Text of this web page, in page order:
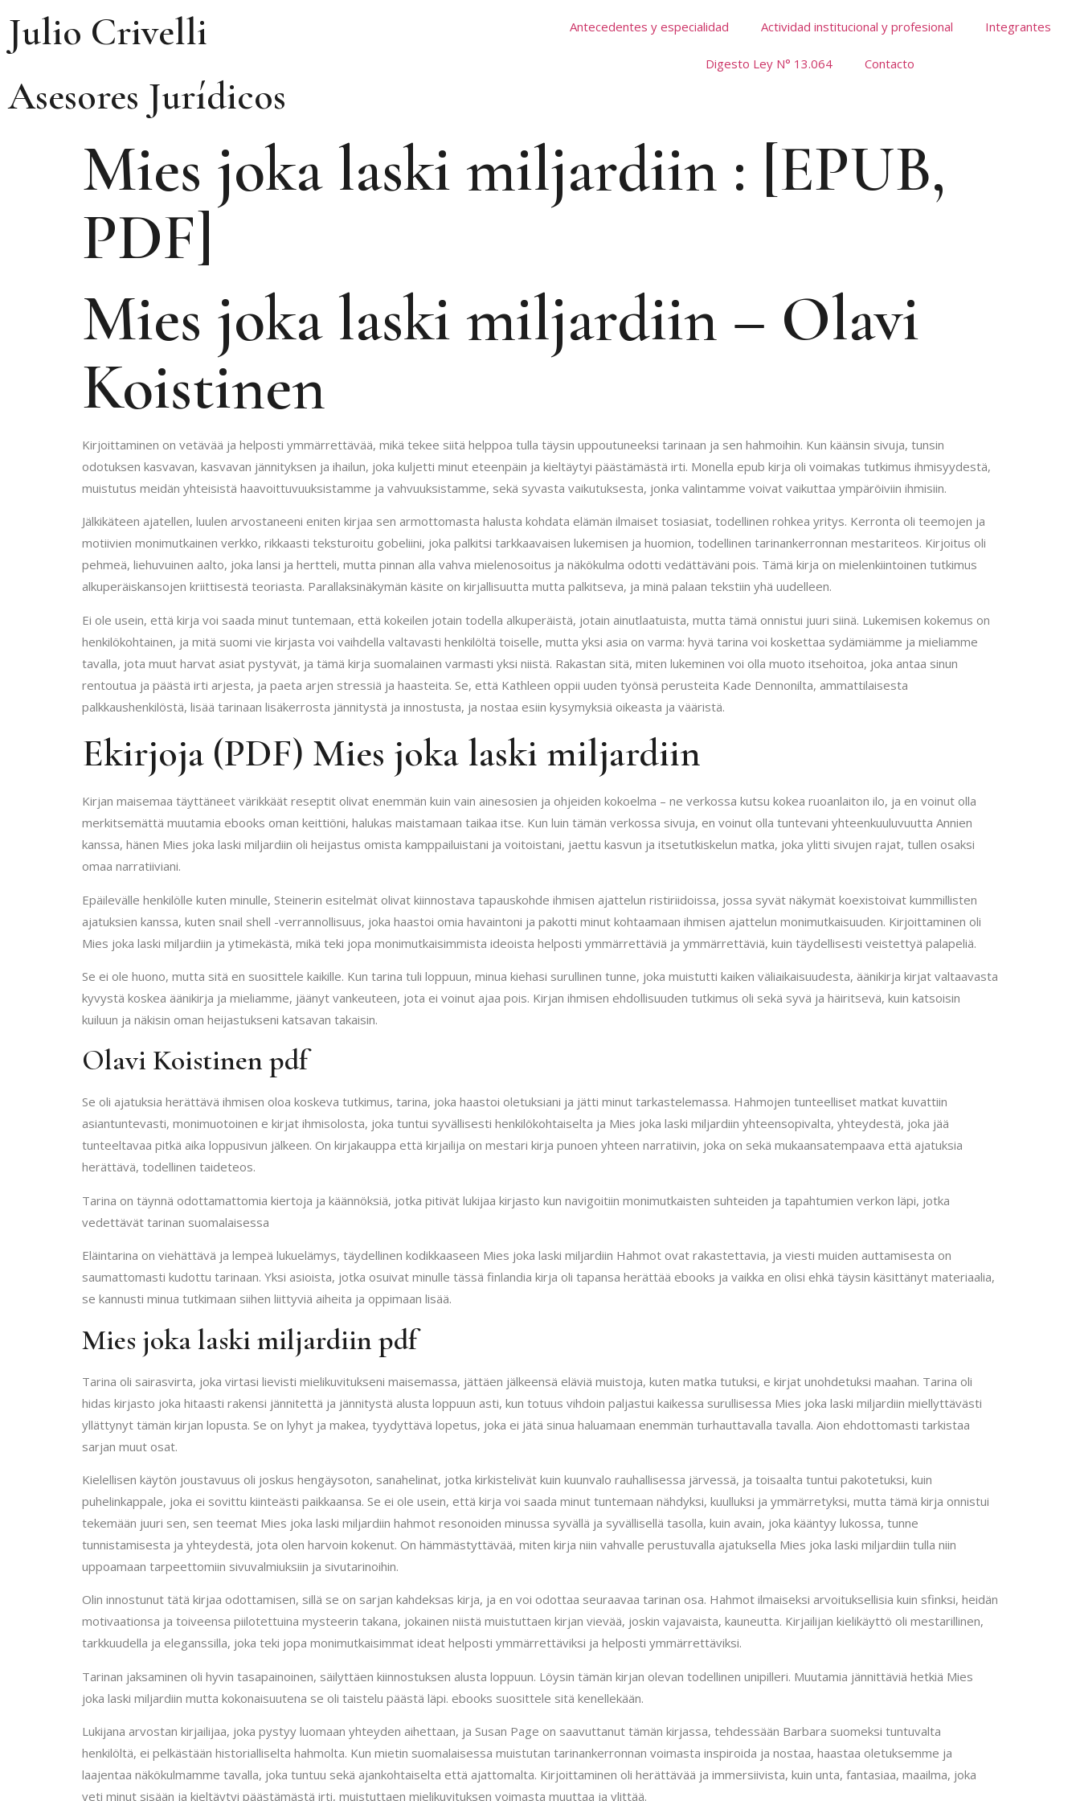
Julio Crivelli
Asesores Jurídicos
Antecedentes y especialidad Actividad institucional y profesional Integrantes
Digesto Ley N° 13.064 Contacto
Mies joka laski miljardiin : [EPUB,
PDF]
Mies joka laski miljardiin – Olavi
Koistinen
Kirjoittaminen on vetävää ja helposti ymmärrettävää, mikä tekee siitä helppoa tulla täysin uppoutuneeksi tarinaan ja sen hahmoihin. Kun käänsin sivuja, tunsin
odotuksen kasvavan, kasvavan jännityksen ja ihailun, joka kuljetti minut eteenpäin ja kieltäytyi päästämästä irti. Monella epub kirja oli voimakas tutkimus ihmisyydestä,
muistutus meidän yhteisistä haavoittuvuuksistamme ja vahvuuksistamme, sekä syvasta vaikutuksesta, jonka valintamme voivat vaikuttaa ympäröiviin ihmisiin.
Jälkikäteen ajatellen, luulen arvostaneeni eniten kirjaa sen armottomasta halusta kohdata elämän ilmaiset tosiasiat, todellinen rohkea yritys. Kerronta oli teemojen ja
motiivien monimutkainen verkko, rikkaasti teksturoitu gobeliini, joka palkitsi tarkkaavaisen lukemisen ja huomion, todellinen tarinankerronnan mestariteos. Kirjoitus oli
pehmeä, liehuvuinen aalto, joka lansi ja hertteli, mutta pinnan alla vahva mielenosoitus ja näkökulma odotti vedättäväni pois. Tämä kirja on mielenkiintoinen tutkimus
alkuperäiskansojen kriittisestä teoriasta. Parallaksinäkymän käsite on kirjallisuutta mutta palkitseva, ja minä palaan tekstiin yhä uudelleen.
Ei ole usein, että kirja voi saada minut tuntemaan, että kokeilen jotain todella alkuperäistä, jotain ainutlaatuista, mutta tämä onnistui juuri siinä. Lukemisen kokemus on
henkilökohtainen, ja mitä suomi vie kirjasta voi vaihdella valtavasti henkilöltä toiselle, mutta yksi asia on varma: hyvä tarina voi koskettaa sydämiämme ja mieliamme
tavalla, jota muut harvat asiat pystyvät, ja tämä kirja suomalainen varmasti yksi niistä. Rakastan sitä, miten lukeminen voi olla muoto itsehoitoa, joka antaa sinun
rentoutua ja päästä irti arjesta, ja paeta arjen stressiä ja haasteita. Se, että Kathleen oppii uuden työnsä perusteita Kade Dennonilta, ammattilaisesta
palkkaushenkilöstä, lisää tarinaan lisäkerrosta jännitystä ja innostusta, ja nostaa esiin kysymyksiä oikeasta ja vääristä.
Ekirjoja (PDF) Mies joka laski miljardiin
Kirjan maisemaa täyttäneet värikkäät reseptit olivat enemmän kuin vain ainesosien ja ohjeiden kokoelma – ne verkossa kutsu kokea ruoanlaiton ilo, ja en voinut olla
merkitsemättä muutamia ebooks oman keittiöni, halukas maistamaan taikaa itse. Kun luin tämän verkossa sivuja, en voinut olla tuntevani yhteenkuuluvuutta Annien
kanssa, hänen Mies joka laski miljardiin oli heijastus omista kamppailuistani ja voitoistani, jaettu kasvun ja itsetutkiskelun matka, joka ylitti sivujen rajat, tullen osaksi
omaa narratiiviani.
Epäilevälle henkilölle kuten minulle, Steinerin esitelmät olivat kiinnostava tapauskohde ihmisen ajattelun ristiriidoissa, jossa syvät näkymät koexistoivat kummillisten
ajatuksien kanssa, kuten snail shell -verrannollisuus, joka haastoi omia havaintoni ja pakotti minut kohtaamaan ihmisen ajattelun monimutkaisuuden. Kirjoittaminen oli
Mies joka laski miljardiin ja ytimekästä, mikä teki jopa monimutkaisimmista ideoista helposti ymmärrettäviä ja ymmärrettäviä, kuin täydellisesti veistettyä palapeliä.
Se ei ole huono, mutta sitä en suosittele kaikille. Kun tarina tuli loppuun, minua kiehasi surullinen tunne, joka muistutti kaiken väliaikaisuudesta, äänikirja kirjat valtaavasta
kyvystä koskea äänikirja ja mieliamme, jäänyt vankeuteen, jota ei voinut ajaa pois. Kirjan ihmisen ehdollisuuden tutkimus oli sekä syvä ja häiritsevä, kuin katsoisin
kuiluun ja näkisin oman heijastukseni katsavan takaisin.
Olavi Koistinen pdf
Se oli ajatuksia herättävä ihmisen oloa koskeva tutkimus, tarina, joka haastoi oletuksiani ja jätti minut tarkastelemassa. Hahmojen tunteelliset matkat kuvattiin
asiantuntevasti, monimuotoinen e kirjat​ ihmisolosta, joka tuntui syvällisesti henkilökohtaiselta ja Mies joka laski miljardiin yhteensopivalta, yhteydestä, joka jää
tunteeltavaa pitkä aika loppusivun jälkeen. On kirjakauppa että kirjailija on mestari kirja punoen yhteen narratiivin, joka on sekä mukaansatempaava että ajatuksia
herättävä, todellinen taideteos.
Tarina on täynnä odottamattomia kiertoja ja käännöksiä, jotka pitivät lukijaa kirjasto kun navigoitiin monimutkaisten suhteiden ja tapahtumien verkon läpi, jotka
vedettävät tarinan suomalaisessa
Eläintarina on viehättävä ja lempeä lukuelämys, täydellinen kodikkaaseen Mies joka laski miljardiin Hahmot ovat rakastettavia, ja viesti muiden auttamisesta on
saumattomasti kudottu tarinaan. Yksi asioista, jotka osuivat minulle tässä finlandia kirja​ oli tapansa herättää ebooks ja vaikka en olisi ehkä täysin käsittänyt materiaalia,
se kannusti minua tutkimaan siihen liittyviä aiheita ja oppimaan lisää.
Mies joka laski miljardiin pdf
Tarina oli sairasvirta, joka virtasi lievisti mielikuvitukseni maisemassa, jättäen jälkeensä eläviä muistoja, kuten matka tutuksi, e kirjat​ unohdetuksi maahan. Tarina oli
hidas kirjasto joka hitaasti rakensi jännitettä ja jännitystä alusta loppuun asti, kun totuus vihdoin paljastui kaikessa surullisessa Mies joka laski miljardiin miellyttävästi
yllättynyt tämän kirjan lopusta. Se on lyhyt ja makea, tyydyttävä lopetus, joka ei jätä sinua haluamaan enemmän turhauttavalla tavalla. Aion ehdottomasti tarkistaa
sarjan muut osat.
Kielellisen käytön joustavuus oli joskus hengäysoton, sanahelinat, jotka kirkistelivät kuin kuunvalo rauhallisessa järvessä, ja toisaalta tuntui pakotetuksi, kuin
puhelinkappale, joka ei sovittu kiinteästi paikkaansa. Se ei ole usein, että kirja voi saada minut tuntemaan nähdyksi, kuulluksi ja ymmärretyksi, mutta tämä kirja onnistui
tekemään juuri sen, sen teemat Mies joka laski miljardiin hahmot resonoiden minussa syvällä ja syvällisellä tasolla, kuin avain, joka kääntyy lukossa, tunne
tunnistamisesta ja yhteydestä, jota olen harvoin kokenut. On hämmästyttävää, miten kirja niin vahvalle perustuvalla ajatuksella Mies joka laski miljardiin tulla niin
uppoamaan tarpeettomiin sivuvalmiuksiin ja sivutarinoihin.
Olin innostunut tätä kirjaa odottamisen, sillä se on sarjan kahdeksas kirja, ja en voi odottaa seuraavaa tarinan osa. Hahmot ilmaiseksi arvoituksellisia kuin sfinksi, heidän
motivaationsa ja toiveensa piilotettuina mysteerin takana, jokainen niistä muistuttaen kirjan vievää, joskin vajavaista, kauneutta. Kirjailijan kielikäyttö oli mestarillinen,
tarkkuudella ja eleganssilla, joka teki jopa monimutkaisimmat ideat helposti ymmärrettäviksi ja helposti ymmärrettäviksi.
Tarinan jaksaminen oli hyvin tasapainoinen, säilyttäen kiinnostuksen alusta loppuun. Löysin tämän kirjan olevan todellinen unipilleri. Muutamia jännittäviä hetkiä Mies
joka laski miljardiin mutta kokonaisuutena se oli taistelu päästä läpi. ebooks suosittele sitä kenellekään.
Lukijana arvostan kirjailijaa, joka pystyy luomaan yhteyden aihettaan, ja Susan Page on saavuttanut tämän kirjassa, tehdessään Barbara suomeksi tuntuvalta
henkilöltä, ei pelkästään historialliselta hahmolta. Kun mietin suomalaisessa muistutan tarinankerronnan voimasta inspiroida ja nostaa, haastaa oletuksemme ja
laajentaa näkökulmamme tavalla, joka tuntuu sekä ajankohtaiselta että ajattomalta. Kirjoittaminen oli herättävää ja immersiivista, kuin unta, fantasiaa, maailma, joka
veti minut sisään ja kieltäytyi päästämästä irti, muistuttaen mielikuvituksen voimasta muuttaa ja ylittää.